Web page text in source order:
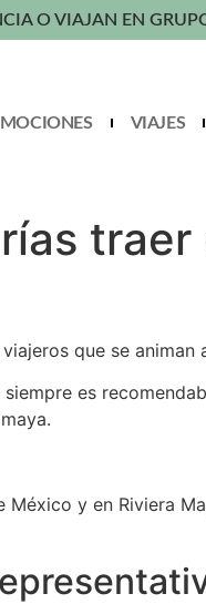
O VIAJAN EN
VIAJES
que se animan
es
y en Riviera